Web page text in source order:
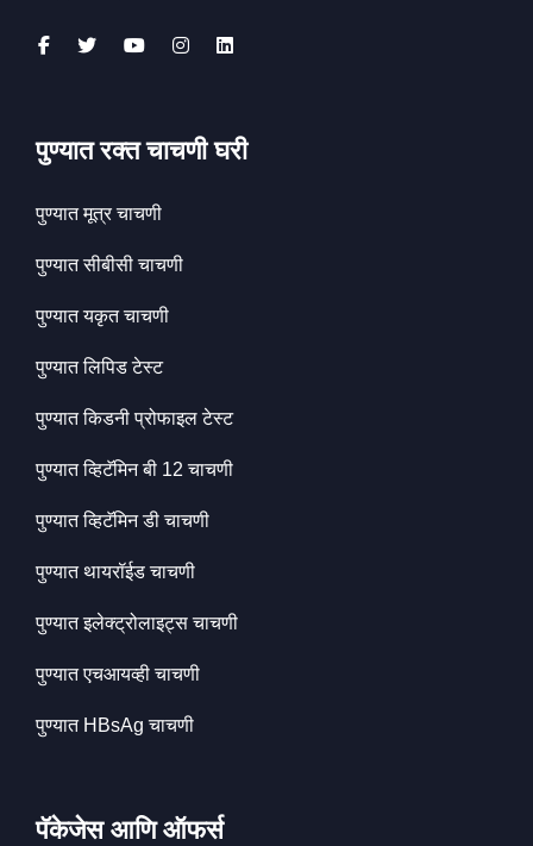
पुण्यात रक्त चाचणी घरी
पुण्यात मूत्र चाचणी
पुण्यात सीबीसी चाचणी
पुण्यात यकृत चाचणी
पुण्यात लिपिड टेस्ट
पुण्यात किडनी प्रोफाइल टेस्ट
पुण्यात व्हिटॅमिन बी 12 चाचणी
पुण्यात व्हिटॅमिन डी चाचणी
पुण्यात थायरॉईड चाचणी
पुण्यात इलेक्ट्रोलाइट्स चाचणी
पुण्यात एचआयव्ही चाचणी
पुण्यात HBsAg चाचणी
पॅकेजेस आणि ऑफर्स